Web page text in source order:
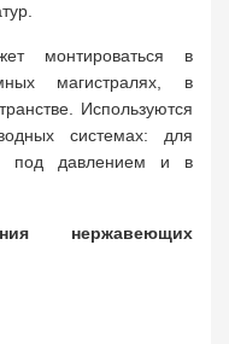
монтироваться в
магистралях, в
Используются
системах: для
под давлением и в
нержавеющих